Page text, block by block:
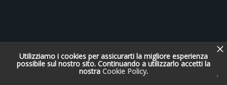
Utilizziamo i cookies per assicurarti la migliore esperienza
possibile sul nostro sito. Continuando a utilizzarlo accetti la
nostra Cookie Policy.